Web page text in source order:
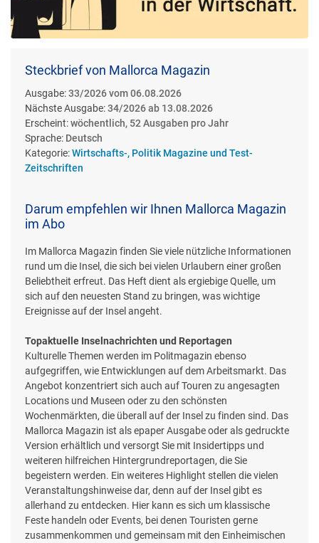
Steckbrief von Mallorca Magazin
Ausgabe:33/2026 vom 06.08.2026
Nächste Ausgabe:34/2026 ab 13.08.2026
Erscheint:wöchentlich, 52 Ausgaben pro Jahr
Sprache: Deutsch
Kategorie:Wirtschafts-, Politik Magazine und Test-
Zeitschriften
Darum empfehlen wir Ihnen Mallorca Magazin
im Abo
Im Mallorca Magazin finden Sie viele nützliche Informationen
rund um die Insel, die sich bei vielen Urlaubern einer großen
Beliebtheit erfreut. Das Heft dient als ergiebige Quelle, um
sich auf den neuesten Stand zu bringen, was wichtige
Ereignisse auf der Insel angeht.
Topaktuelle Inselnachrichten und Reportagen
Kulturelle Themen werden im Politmagazin ebenso
aufgegriffen, wie Entwicklungen auf dem Arbeitsmarkt. Das
Angebot konzentriert sich auch auf Touren zu angesagten
Locations und Museen oder zu den schönsten
Wochenmärkten, die überall auf der Insel zu finden sind. Das
Mallorca Magazin ist als epaper Ausgabe oder als gedruckte
Version erhältlich und versorgt Sie mit Insidertipps und
weiteren hilfreichen Hintergrundreportagen, die Sie
begeistern werden. Ein weiteres Highlight stellen die vielen
Veranstaltungshinweise dar, denn auf der Insel gibt es
allerhand zu entdecken. Hier kann es sich um klassische
Feste handeln oder Events, bei denen Touristen gerne
zusammenkommen und gemeinsam mit den Einheimischen